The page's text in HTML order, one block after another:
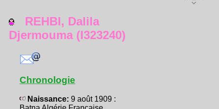
REHBI, Dalila
Djermouma (I323240)
Chronologie
Naissance: 9 août 1909 :